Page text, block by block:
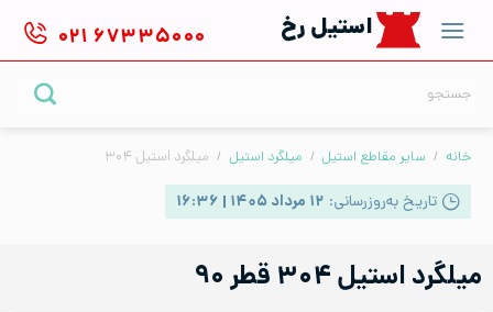
content
استیل رخ ۰۲۱ ۶۷۳۳۵۰۰۰
خانه / سایر مقاطع استیل / میلگرد استیل / میلگرد استیل ۳۰۴
تاریخ به‌روزرسانی: ۱۲ مرداد ۱۴۰۵ | ۱۶:۳۶
میلگرد استیل ۳۰۴ قطر ۹۰